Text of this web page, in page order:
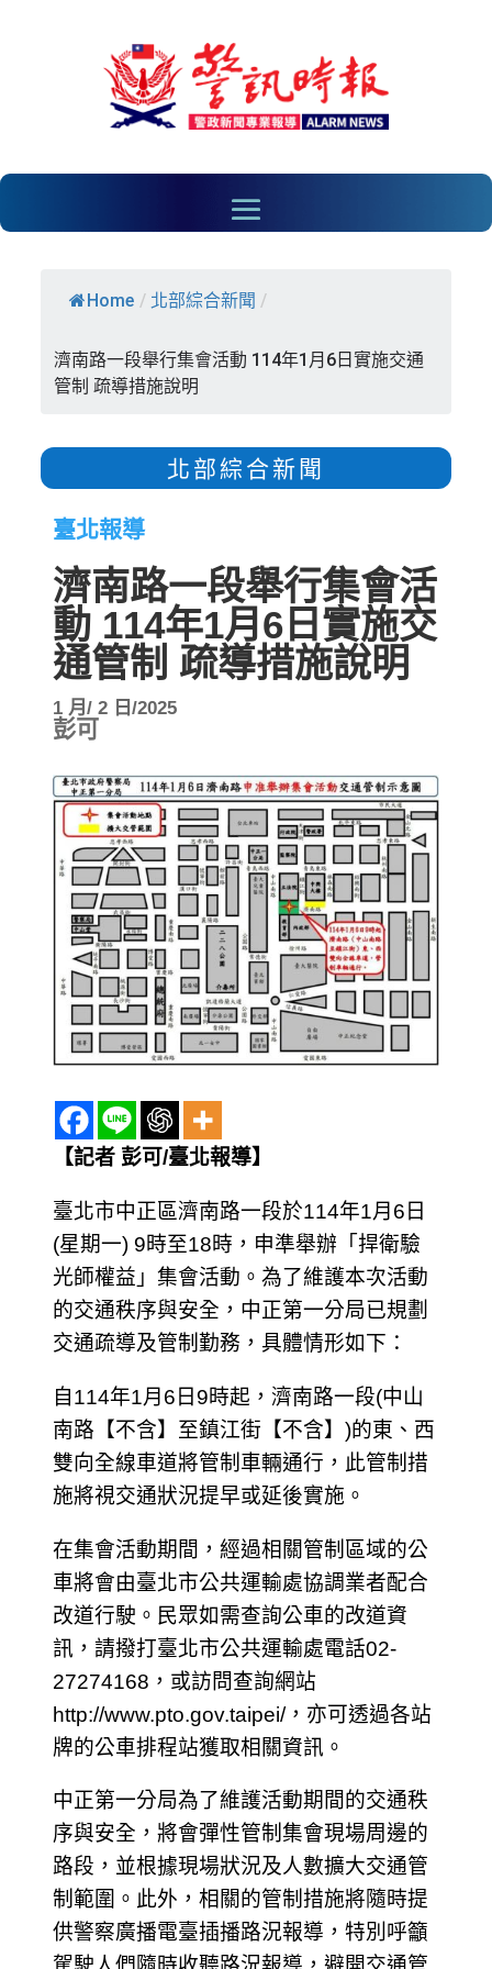
Home / 北部綜合新聞 /
濟南路一段舉行集會活動 114年1月6日實施交通
管制 疏導措施說明
北部綜合新聞
臺北報導
濟南路一段舉行集會活
動 114年1月6日實施交
通管制 疏導措施說明
1 月/ 2 日/2025
彭可
【記者 彭可/臺北報導】
臺北市中正區濟南路一段於114年1月6日
(星期一) 9時至18時，申準舉辦「捍衛驗
光師權益」集會活動。為了維護本次活動
的交通秩序與安全，中正第一分局已規劃
交通疏導及管制勤務，具體情形如下：
自114年1月6日9時起，濟南路一段(中山
南路【不含】至鎮江街【不含】)的東、西
雙向全線車道將管制車輛通行，此管制措
施將視交通狀況提早或延後實施。
在集會活動期間，經過相關管制區域的公
車將會由臺北市公共運輸處協調業者配合
改道行駛。民眾如需查詢公車的改道資
訊，請撥打臺北市公共運輸處電話02-
27274168，或訪問查詢網站
http://www.pto.gov.taipei/，亦可透過各站
牌的公車排程站獲取相關資訊。
中正第一分局為了維護活動期間的交通秩
序與安全，將會彈性管制集會現場周邊的
路段，並根據現場狀況及人數擴大交通管
制範圍。此外，相關的管制措施將隨時提
供警察廣播電臺插播路況報導，特別呼籲